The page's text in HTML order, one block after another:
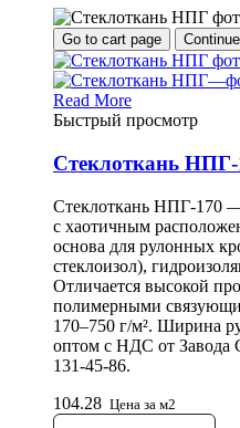
Go to cart page Continue
Read More
Быстрый просмотр
Стеклоткань
Стеклоткань НПГ-170 —
с хаотичным
основа для рулонных
стеклоизол),
Отличается высокой
полимерными
170–750 г/м². Ширина
оптом с НДС от Завода
131-45-86.
104.28 Цена за м2